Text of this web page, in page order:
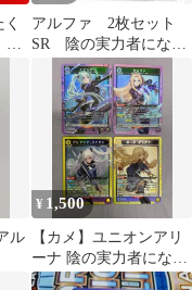
アルファ 2枚セット
SR 陰の実力者になり
たくて ユニアリ
ル
¥ 1,500
【カメ】ユニオンアリ
ーナ 陰の実力者になり
たくて！ SR 4枚セット